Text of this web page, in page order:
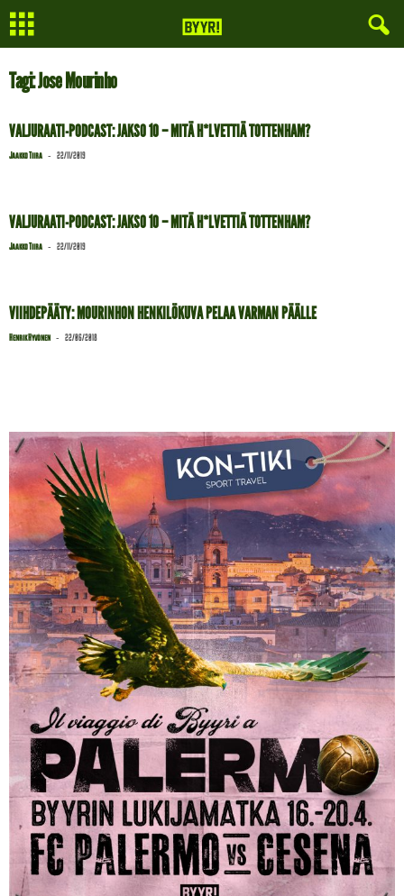
Tagi: Jose Mourinho
VALJURAATI-PODCAST: JAKSO 10 – MITÄ H*LVETTIÄ TOTTENHAM?
Jaakko Tiira - 22/11/2019
VALJURAATI-PODCAST: JAKSO 10 – MITÄ H*LVETTIÄ TOTTENHAM?
Jaakko Tiira - 22/11/2019
VIIHDEPÄÄTY: MOURINHON HENKILÖKUVA PELAA VARMAN PÄÄLLE
Henrik Hyvönen - 22/06/2018